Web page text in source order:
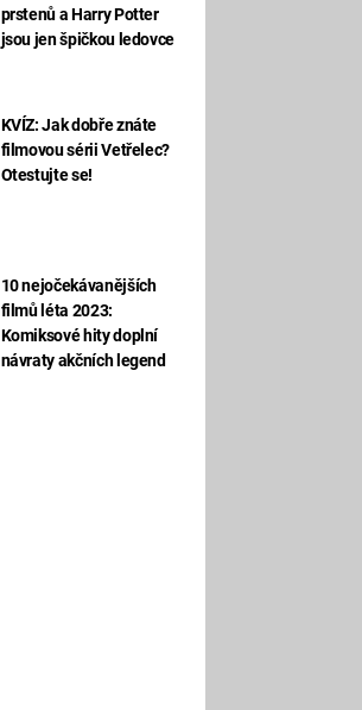
prstenů a Harry Potter
jsou jen špičkou ledovce
KVÍZ: Jak dobře znáte
filmovou sérii Vetřelec?
Otestujte se!
10 nejočekávanějších
filmů léta 2023:
Komiksové hity doplní
návraty akčních legend